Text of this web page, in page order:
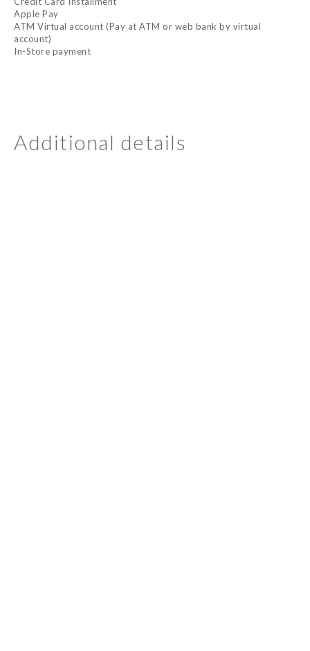
Apple Pay
ATM Virtual account (Pay at ATM or web bank by virtual
account)
In-Store payment
Additional details